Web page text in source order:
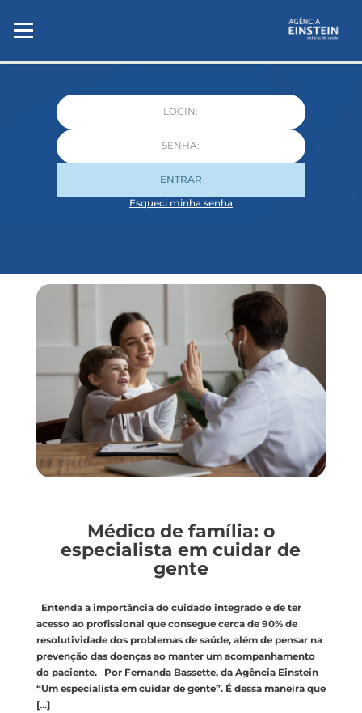
ENTRAR
Esqueci minha senha
Médico de família: o
especialista em cuidar de
gente
Entenda a importância do cuidado integrado e de ter
acesso ao profissional que consegue cerca de 90% de
resolutividade dos problemas de saúde, além de pensar na
prevenção das doenças ao manter um acompanhamento
do paciente. Por Fernanda Bassette, da Agência Einstein
“Um especialista em cuidar de gente”. É dessa maneira que
[...]